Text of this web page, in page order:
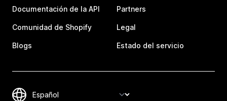
Documentación de la API
Comunidad de Shopify
Blogs
Partners
Legal
Estado del servicio